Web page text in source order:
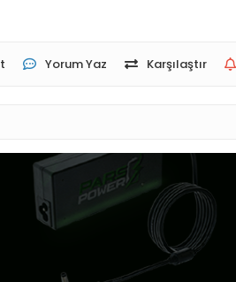
Yorum Yaz Karşılaştır